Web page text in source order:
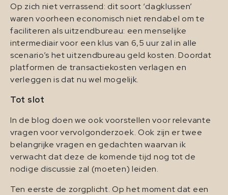
Op zich niet verrassend: dit soort ‘dagklussen’
waren voorheen economisch niet rendabel om te
faciliteren als uitzendbureau: een menselijke
intermediair voor een klus van 6,5 uur zal in alle
scenario’s het uitzendbureau geld kosten. Doordat
platformen de transactiekosten verlagen en
verleggen is dat nu wel mogelijk.
Tot slot
In de blog doen we ook voorstellen voor relevante
vragen voor vervolgonderzoek. Ook zijn er twee
belangrijke vragen en gedachten waarvan ik
verwacht dat deze de komende tijd nog tot de
nodige discussie zal (moeten) leiden.
Ten eerste de zorgplicht. Op het moment dat een